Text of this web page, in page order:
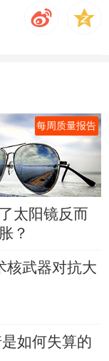
每周质量报告
太阳镜反而
？
核武器对抗大
是如何失算的